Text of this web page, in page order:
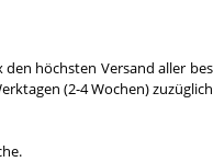
den höchsten Versand aller
(2-4 Wochen)